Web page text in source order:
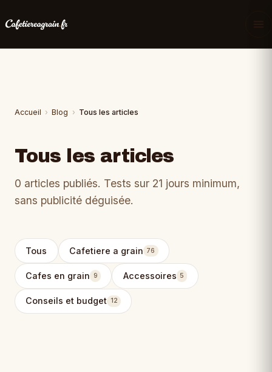
Accueil › Blog › Tous les articles
Tous les articles
0 articles publiés. Tests sur 21 jours minimum,
sans publicité déguisée.
Tous Cafetiere a grain 76
Cafes en grain 9 Accessoires 5
Conseils et budget 12